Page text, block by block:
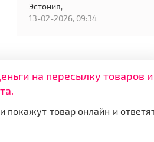
Эстония,
13-02-2026, 09:34
на пересылку товаров и
покажут товар онлайн и